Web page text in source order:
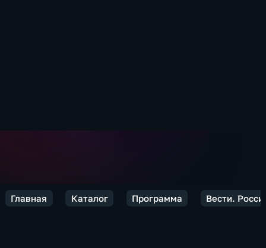
Главная Каталог Программа Вести.